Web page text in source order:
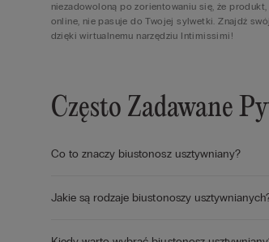
niezadowoloną po zorientowaniu się, że produkt,
online, nie pasuje do Twojej sylwetki. Znajdź
dzięki wirtualnemu narzędziu Intimissimi!
Często Zadawane
Co to znaczy biustonosz usztywniany?
Jakie są rodzaje biustonoszy